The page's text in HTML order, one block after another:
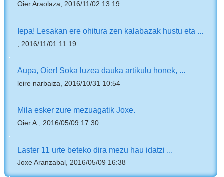
Oier Araolaza, 2016/11/02 13:19
Iepa! Lesakan ere ohitura zen kalabazak hustu eta ...
, 2016/11/01 11:19
Aupa, Oier! Soka luzea dauka artikulu honek, ...
leire narbaiza, 2016/10/31 10:54
Mila esker zure mezuagatik Joxe.
Oier A., 2016/05/09 17:30
Laster 11 urte beteko dira mezu hau idatzi ...
Joxe Aranzabal, 2016/05/09 16:38